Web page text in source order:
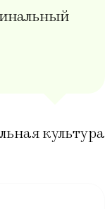
культура